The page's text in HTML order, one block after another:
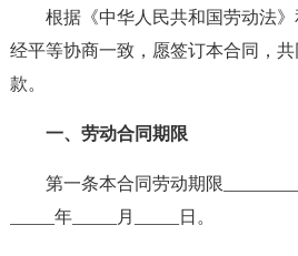
根据《中华人民共和国劳动法
经平等协商一致，愿签订本合同，
款。
一、劳动合同期限
第一条本合同劳动期限
_____年_____月_____日。